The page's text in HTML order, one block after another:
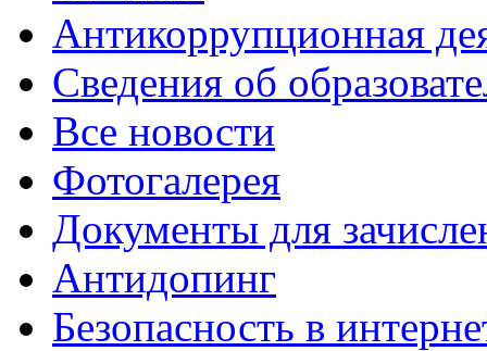
Антикоррупционная
Сведения об
Все новости
Фотогалерея
Документы для
Антидопинг
Безопасность в